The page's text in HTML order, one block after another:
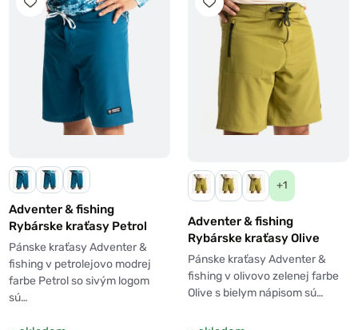
Adventer & fishing
Rybárske kraťasy Petrol
Pánske kraťasy Adventer &
fishing v petrolejovo modrej
farbe Petrol so sivým logom
sú…
+1
Adventer & fishing
Rybárske kraťasy Olive
Pánske kraťasy Adventer &
fishing v olivovo zelenej farbe
Olive s bielym nápisom sú…